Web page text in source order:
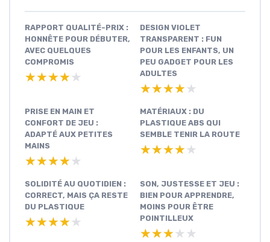
RAPPORT QUALITÉ-PRIX :
HONNÊTE POUR DÉBUTER,
AVEC QUELQUES
COMPROMIS
★★★★★
★★★★★
DESIGN VIOLET
TRANSPARENT : FUN
POUR LES ENFANTS, UN
PEU GADGET POUR LES
ADULTES
★★★★★
★★★★★
PRISE EN MAIN ET
CONFORT DE JEU :
ADAPTÉ AUX PETITES
MAINS
★★★★★
★★★★★
MATÉRIAUX : DU
PLASTIQUE ABS QUI
SEMBLE TENIR LA ROUTE
★★★★★
★★★★★
SOLIDITÉ AU QUOTIDIEN :
CORRECT, MAIS ÇA RESTE
DU PLASTIQUE
★★★★★
★★★★★
SON, JUSTESSE ET JEU :
BIEN POUR APPRENDRE,
MOINS POUR ÊTRE
POINTILLEUX
★★★★★
★★★★★